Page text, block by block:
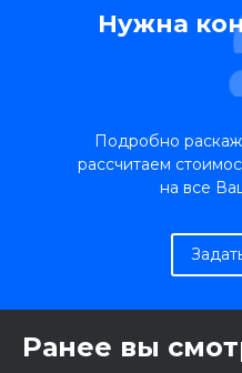
Нужна
Подробно
рассчитаем
на все
Ранее вы